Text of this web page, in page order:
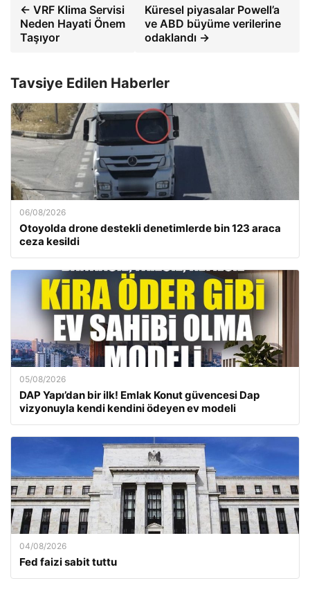
← VRF Klima Servisi
Neden Hayati Önem
Taşıyor
Küresel piyasalar Powell’a
ve ABD büyüme verilerine
odaklandı →
Tavsiye Edilen Haberler
06/08/2026
Otoyolda drone destekli denetimlerde bin 123 araca
ceza kesildi
05/08/2026
DAP Yapı’dan bir ilk! Emlak Konut güvencesi Dap
vizyonuyla kendi kendini ödeyen ev modeli
04/08/2026
Fed faizi sabit tuttu